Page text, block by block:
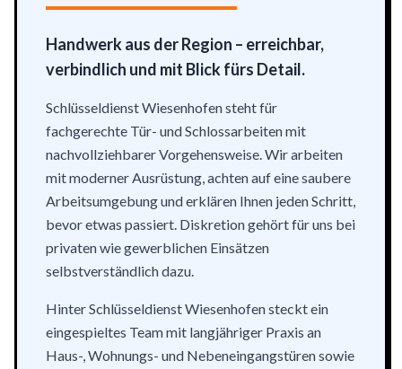
Handwerk aus der Region – erreichbar,
verbindlich und mit Blick fürs Detail.
Schlüsseldienst Wiesenhofen steht für
fachgerechte Tür- und Schlossarbeiten mit
nachvollziehbarer Vorgehensweise. Wir arbeiten
mit moderner Ausrüstung, achten auf eine saubere
Arbeitsumgebung und erklären Ihnen jeden Schritt,
bevor etwas passiert. Diskretion gehört für uns bei
privaten wie gewerblichen Einsätzen
selbstverständlich dazu.
Hinter Schlüsseldienst Wiesenhofen steckt ein
eingespieltes Team mit langjähriger Praxis an
Haus-, Wohnungs- und Nebeneingangstüren sowie